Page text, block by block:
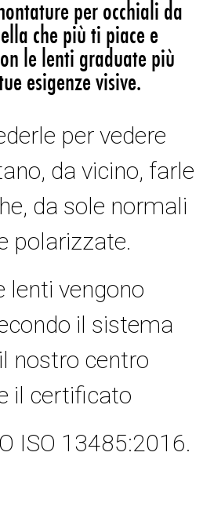
per occhiali da
che più ti piace e
le lenti graduate più
esigenze visive.
per vedere
da vicino, farle
da sole normali
polarizzate.
lenti vengono
il sistema
nostro centro
il certificato
ISO 13485:2016.